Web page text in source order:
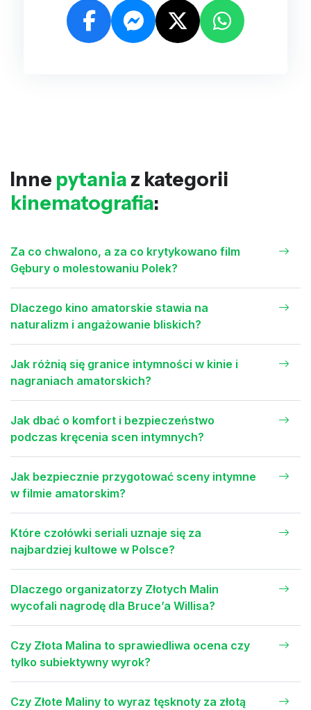
Inne pytania z kategorii
kinematografia:
Za co chwalono, a za co krytykowano film
Gębury o molestowaniu Polek?
Dlaczego kino amatorskie stawia na
naturalizm i angażowanie bliskich?
Jak różnią się granice intymności w kinie i
nagraniach amatorskich?
Jak dbać o komfort i bezpieczeństwo
podczas kręcenia scen intymnych?
Jak bezpiecznie przygotować sceny intymne
w filmie amatorskim?
Które czołówki seriali uznaje się za
najbardziej kultowe w Polsce?
Dlaczego organizatorzy Złotych Malin
wycofali nagrodę dla Bruce’a Willisa?
Czy Złota Malina to sprawiedliwa ocena czy
tylko subiektywny wyrok?
Czy Złote Maliny to wyraz tęsknoty za złotą